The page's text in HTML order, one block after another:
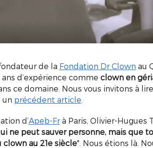
de la Fondation Dr Clown au
d’expérience comme clown en
ce domaine. Nous vous invitons à
un précédent article
d’Apeb-Frà Paris, Olivier-Hugues
ne peut sauver personne, mais que
au 21e siècle". Nous étions là.